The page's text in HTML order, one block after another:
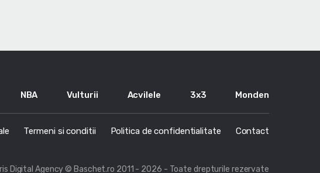
NBA Vulturii Acvilele 3x3 Monden
Termeni si conditii Politica de confidentialitate Contact
Digital Agency© Baschet.ro 2011 - 2026 - Toate drepturile rezervate